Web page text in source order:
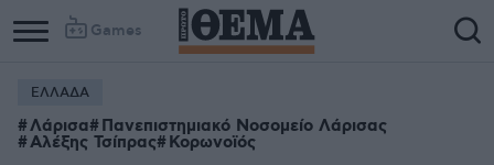
Games
ΕΛΛΑΔΑ
Λάρισα Πανεπιστημιακό Νοσομείο Λάρισας
Αλέξης Τσίπρας Κορωνοϊός